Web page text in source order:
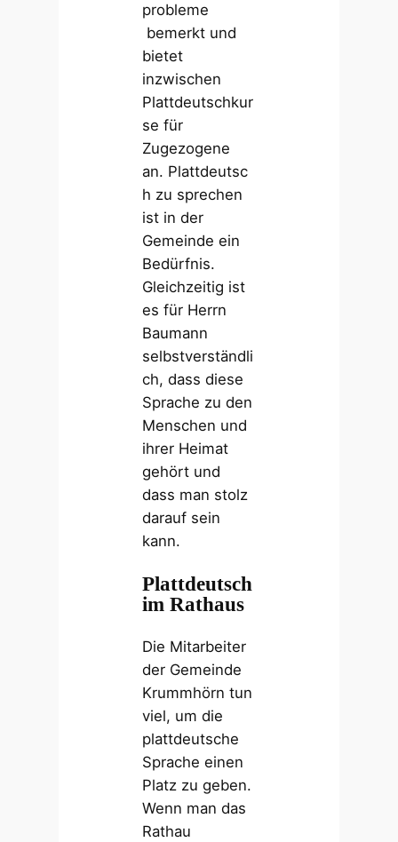
probleme
bemerkt und
bietet
inzwischen
Plattdeutschkur
se für
Zugezogene
an. Plattdeutsc
h zu sprechen
ist in der
Gemeinde ein
Bedürfnis.
Gleichzeitig ist
es für Herrn
Baumann
selbstverständli
ch, dass diese
Sprache zu den
Menschen und
ihrer Heimat
gehört und
dass man stolz
darauf sein
kann.
Plattdeutsch
im Rathaus
Die Mitarbeiter
der Gemeinde
Krummhörn tun
viel, um die
plattdeutsche
Sprache einen
Platz zu geben.
Wenn man das
Rathau